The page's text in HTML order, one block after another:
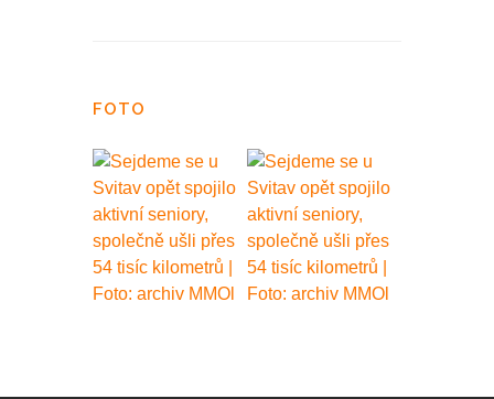
FOTO